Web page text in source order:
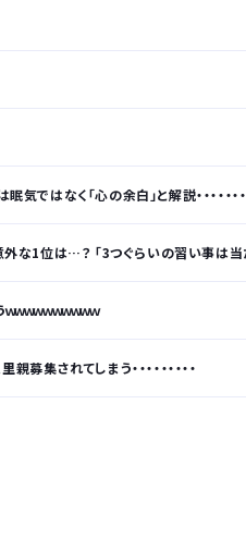
はなく「心の余白」と解説・・・・・・・
…？ 「3つぐらいの習い事は当たり前、4つ
ｗｗｗｗｗｗｗｗ
集されてしまう・・・・・・・・・